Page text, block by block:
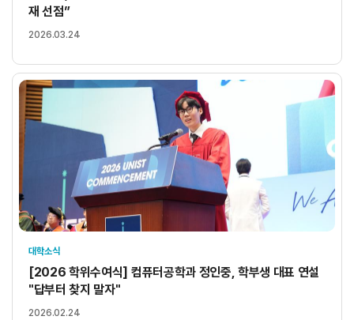
재 선점”
2026.03.24
대학소식
[2026 학위수여식] 컴퓨터공학과 정인중, 학부생 대표 연설
"답부터 찾지 말자"
2026.02.24